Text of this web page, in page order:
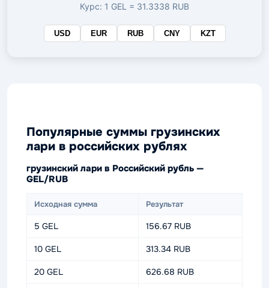
Курс: 1 GEL = 31.3338 RUB
USD EUR RUB CNY KZT
Популярные суммы грузинских
лари в российских рублях
грузинский лари в Российский рубль —
GEL/RUB
Исходная сумма Результат
5 GEL 156.67 RUB
10 GEL 313.34 RUB
20 GEL 626.68 RUB